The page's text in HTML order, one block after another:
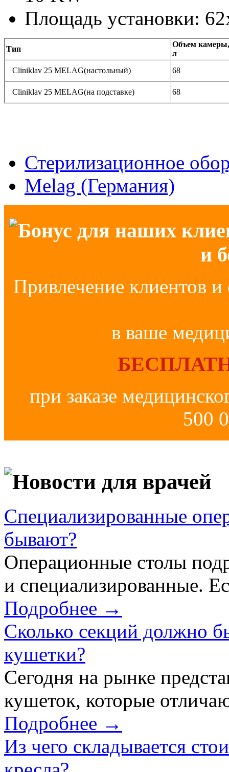
Площадь установки:
Тип
Объем камеры,
л
Cliniklav 25 MELAG(настольный)
68
Cliniklav 25 MELAG(на подставке) 68
Стерилизационное
Melag (Германия)
Бонус для наших
и
Привлечение клиентов и
в ваше
при заказе
500
Новости для врачей
Специализированные
бывают?
Операционные столы
и специализированные.
Подробнее →
Сколько секций должно
кушетки?
Сегодня на рынке
кушеток, которые
Подробнее →
Из чего складывается